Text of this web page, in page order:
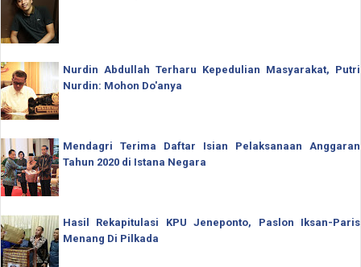
Nurdin Abdullah Terharu Kepedulian Masyarakat, Putri
Nurdin: Mohon Do'anya
Mendagri Terima Daftar Isian Pelaksanaan Anggaran
Tahun 2020 di Istana Negara
Hasil Rekapitulasi KPU Jeneponto, Paslon Iksan-Paris
Menang Di Pilkada